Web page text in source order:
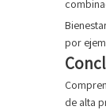
por
de alta